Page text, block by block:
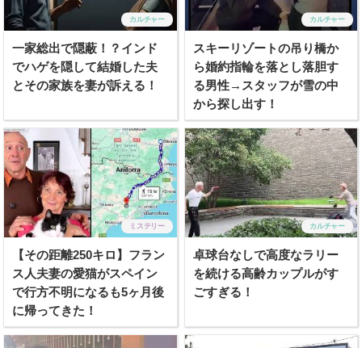
一家総出で隠蔽！？インド
でハゲを隠して結婚した夫
とその家族を妻が訴える！
カルチャー
スキーリゾートの吊り橋か
ら婚約指輪を落とし落胆す
る男性→スタッフが雪の中
から探し出す！
カルチャー
【その距離250キロ】フラン
ス人夫妻の愛猫がスペイン
で行方不明になるも5ヶ月後
に帰ってきた！
ミステリー
卓球台なしで高度なラリー
を続ける高齢カップルがす
ごすぎる！
カルチャー